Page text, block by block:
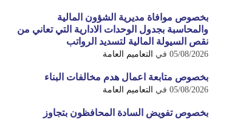
بخصوص موافاة مديرية الشؤون المالية
والمحاسبة بجدول الوحدات الادارية التي تعاني من
نقص السيولة المالية لتسديد الرواتب
05/08/2026 في التعاميم العامة
بخصوص متابعة اعمال هدم مخالفات البناء
05/08/2026 في التعاميم العامة
بخصوص تفويض السادة المحافظون بتجاوز